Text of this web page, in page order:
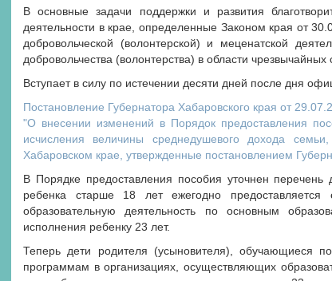
В основные задачи поддержки и развития
деятельности в крае, определенные Законом края от
добровольческой (волонтерской) и меценатской
добровольчества (волонтерства) в области чрезвычайных
Вступает в силу по истечении десяти дней после дня
Постановление Губернатора Хабаровского края от
"О внесении изменений в Порядок предоставления
исчисления величины среднедушевого дохода
Хабаровском крае, утвержденные постановлением
В Порядке предоставления пособия уточнен
ребенка старше 18 лет ежегодно
образовательную деятельность по основным
исполнения ребенку 23 лет.
Теперь дети родителя (усыновителя), обучающиеся
программам в организациях, осуществляющих